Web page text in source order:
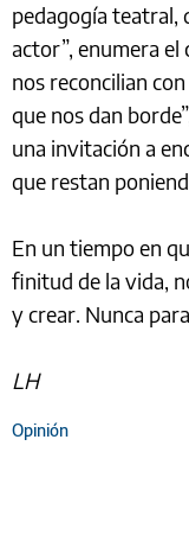
pedagogía teatral,
actor”, enumera el
nos reconcilian
que nos dan
una invitación a
que restan
En un tiempo en
finitud de la vida,
y crear. Nunca
LH
Opinión